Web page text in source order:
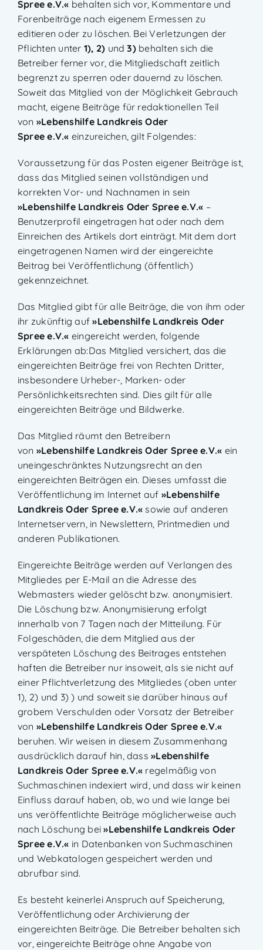
Spree e.V.« behalten sich vor, Kommentare und
Forenbeiträge nach eigenem Ermessen zu
editieren oder zu löschen. Bei Verletzungen der
Pflichten unter 1), 2) und 3)behalten sich die
Betreiber ferner vor, die Mitgliedschaft zeitlich
begrenzt zu sperren oder dauernd zu löschen.
Soweit das Mitglied von der Möglichkeit Gebrauch
macht, eigene Beiträge für redaktionellen Teil
von »Lebenshilfe Landkreis Oder
Spree e.V.« einzureichen, gilt Folgendes:
Voraussetzung für das Posten eigener Beiträge ist,
dass das Mitglied seinen vollständigen und
korrekten Vor- und Nachnamen in sein
»Lebenshilfe Landkreis Oder Spree e.V.« –
Benutzerprofil eingetragen hat oder nach dem
Einreichen des Artikels dort einträgt. Mit dem dort
eingetragenen Namen wird der eingereichte
Beitrag bei Veröffentlichung (öffentlich)
gekennzeichnet.
Das Mitglied gibt für alle Beiträge, die von ihm oder
ihr zukünftig auf»Lebenshilfe Landkreis Oder
Spree e.V.« eingereicht werden, folgende
Erklärungen ab:Das Mitglied versichert, das die
eingereichten Beiträge frei von Rechten Dritter,
insbesondere Urheber-, Marken- oder
Persönlichkeitsrechten sind. Dies gilt für alle
eingereichten Beiträge und Bildwerke.
Das Mitglied räumt den Betreibern
von »Lebenshilfe Landkreis Oder Spree e.V.« ein
uneingeschränktes Nutzungsrecht an den
eingereichten Beiträgen ein. Dieses umfasst die
Veröffentlichung im Internet auf »Lebenshilfe
Landkreis Oder Spree e.V.« sowie auf anderen
Internetservern, in Newslettern, Printmedien und
anderen Publikationen.
Eingereichte Beiträge werden auf Verlangen des
Mitgliedes per E-Mail an die Adresse des
Webmasters wieder gelöscht bzw. anonymisiert.
Die Löschung bzw. Anonymisierung erfolgt
innerhalb von 7 Tagen nach der Mitteilung. Für
Folgeschäden, die dem Mitglied aus der
verspäteten Löschung des Beitrages entstehen
haften die Betreiber nur insoweit, als sie nicht auf
einer Pflichtverletzung des Mitgliedes (oben unter
1), 2) und 3) ) und soweit sie darüber hinaus auf
grobem Verschulden oder Vorsatz der Betreiber
von »Lebenshilfe Landkreis Oder Spree e.V.«
beruhen. Wir weisen in diesem Zusammenhang
ausdrücklich darauf hin, dass»Lebenshilfe
Landkreis Oder Spree e.V.« regelmäßig von
Suchmaschinen indexiert wird, und dass wir keinen
Einfluss darauf haben, ob, wo und wie lange bei
uns veröffentlichte Beiträge möglicherweise auch
nach Löschung bei»Lebenshilfe Landkreis Oder
Spree e.V.« in Datenbanken von Suchmaschinen
und Webkatalogen gespeichert werden und
abrufbar sind.
Es besteht keinerlei Anspruch auf Speicherung,
Veröffentlichung oder Archivierung der
eingereichten Beiträge. Die Betreiber behalten sich
vor, eingereichte Beiträge ohne Angabe von